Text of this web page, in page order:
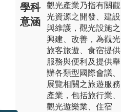
學科
意涵
觀光產業乃指有關觀
光資源之開發、建設
與維護，觀光設施之
興建、改善，為觀光
旅客旅遊、食宿提供
服務與便利及提供舉
辦各類型國際會議、
展覽相關之旅遊服務
產業，包括旅行業、
觀光遊樂業、住宿